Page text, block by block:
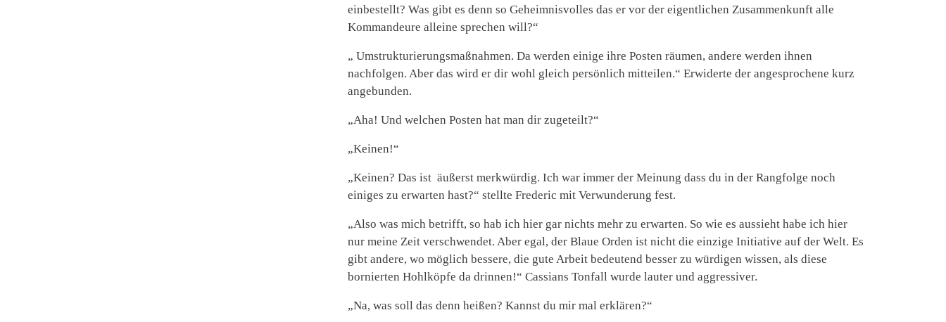
einbestellt? Was gibt es denn so Geheimnisvolles das er vor der eigentlichen Zusammenkunft alle
Kommandeure alleine sprechen will?“
„ Umstrukturierungsmaßnahmen. Da werden einige ihre Posten räumen, andere werden ihnen
nachfolgen. Aber das wird er dir wohl gleich persönlich mitteilen.“ Erwiderte der angesprochene kurz
angebunden.
„Aha! Und welchen Posten hat man dir zugeteilt?“
„Keinen!“
„Keinen? Das ist äußerst merkwürdig. Ich war immer der Meinung dass du in der Rangfolge noch
einiges zu erwarten hast?“ stellte Frederic mit Verwunderung fest.
„Also was mich betrifft, so hab ich hier gar nichts mehr zu erwarten. So wie es aussieht habe ich hier
nur meine Zeit verschwendet. Aber egal, der Blaue Orden ist nicht die einzige Initiative auf der Welt. Es
gibt andere, wo möglich bessere, die gute Arbeit bedeutend besser zu würdigen wissen, als diese
bornierten Hohlköpfe da drinnen!“ Cassians Tonfall wurde lauter und aggressiver.
„Na, was soll das denn heißen? Kannst du mir mal erklären?“